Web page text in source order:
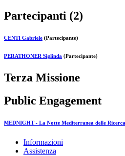
Partecipanti (2)
CENTI Gabriele (Partecipante)
PERATHONER Siglinda (Partecipante)
Terza Missione
Public Engagement
MEDNIGHT - La Notte Mediterranea delle
Informazioni
Assistenza